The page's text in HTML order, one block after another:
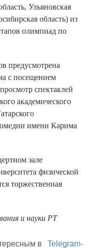
Ульяновская
область) из
олимпиад по
предусмотрена
с посещением
спектаклей
академического
имени Карима
зале
физической
торжественная
и науки РТ
в Telegram-